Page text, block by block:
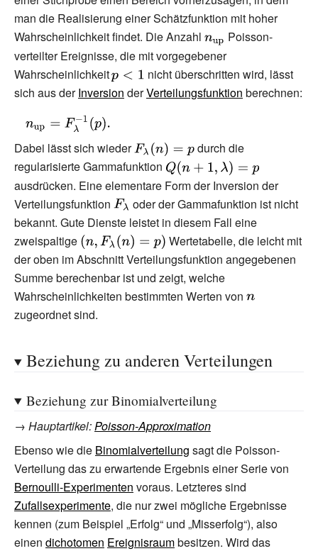
(1-\alpha
/2;2n+2)}
man die Realisierung einer Schätzfunktion mit hoher
Wahrscheinlichkeit findet. Die Anzahl {\displaystyle
n_{\text{up}}}
Poisson-
verteilter Ereignisse, die mit vorgegebener
Wahrscheinlichkeit{\displaystyle
p<1}
nicht überschritten wird, lässt
sich aus derInversion derVerteilungsfunktion berechnen:
{\displaystyle
n_{\text{up}}=F_{\lambda
}^{-1}(p).}
Dabei lässt sich wieder{\displaystyle
F_{\lambda }
(n)=p}
durch die
regularisierte Gammafunktion {\displaystyle
Q(n+1,\lambda
)=p}
ausdrücken. Eine elementare Form der Inversion der
Verteilungsfunktion {\displaystyle
F_{\lambda
}}
oder der Gammafunktion ist nicht
bekannt. Gute Dienste leistet in diesem Fall eine
zweispaltige {\displaystyle
(n,F_{\lambda
}(n)=p)}
Wertetabelle, die leicht mit
der oben im Abschnitt Verteilungsfunktion angegebenen
Summe berechenbar ist und zeigt, welche
Wahrscheinlichkeiten bestimmten Werten von {\displaystyle
zugeordnet sind.
Beziehung zu anderen Verteilungen
Beziehung zur Binomialverteilung
→ Hauptartikel: Poisson-Approximation
Ebenso wie die Binomialverteilung sagt die Poisson-
Verteilung das zu erwartende Ergebnis einer Serie von
Bernoulli-Experimenten voraus. Letzteres sind
Zufallsexperimente, die nur zwei mögliche Ergebnisse
kennen (zum Beispiel „Erfolg“ und „Misserfolg“), also
einen dichotomen Ereignisraumbesitzen. Wird das